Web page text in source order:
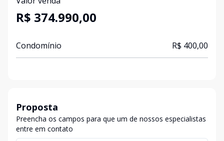
R$ 374.990,00
Condomínio R$ 400,00
Proposta
Preencha os campos para que um de nossos especialistas
entre em contato